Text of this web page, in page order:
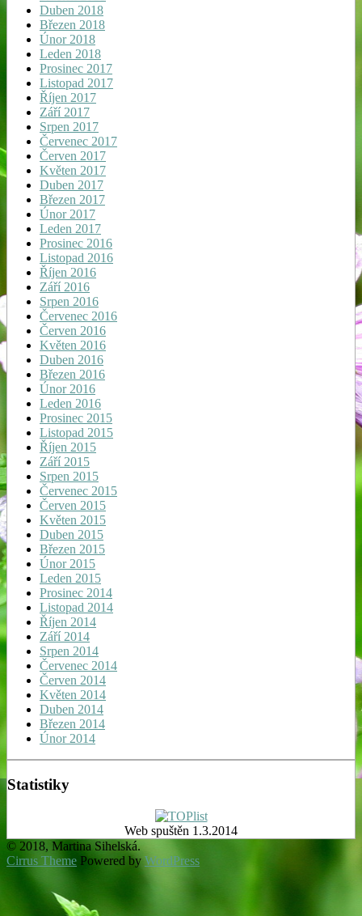
Duben 2018
Březen 2018
Únor 2018
Leden 2018
Prosinec 2017
Listopad 2017
Říjen 2017
Září 2017
Srpen 2017
Červenec 2017
Červen 2017
Květen 2017
Duben 2017
Březen 2017
Únor 2017
Leden 2017
Prosinec 2016
Listopad 2016
Říjen 2016
Září 2016
Srpen 2016
Červenec 2016
Červen 2016
Květen 2016
Duben 2016
Březen 2016
Únor 2016
Leden 2016
Prosinec 2015
Listopad 2015
Říjen 2015
Září 2015
Srpen 2015
Červenec 2015
Červen 2015
Květen 2015
Duben 2015
Březen 2015
Únor 2015
Leden 2015
Prosinec 2014
Listopad 2014
Říjen 2014
Září 2014
Srpen 2014
Červenec 2014
Červen 2014
Květen 2014
Duben 2014
Březen 2014
Únor 2014
Statistiky
Web spuštěn 1.3.2014
© 2018, Martina Sihelská.
Cirrus Theme Powered by WordPress